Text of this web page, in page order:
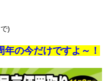
)
の今だけですよ～！